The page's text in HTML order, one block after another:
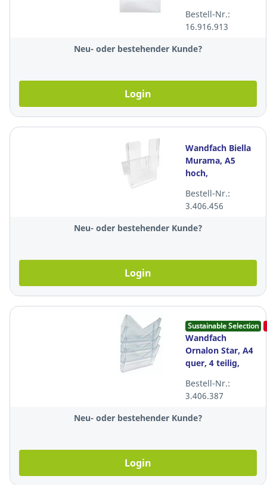
PMMA, kristall
Bestell-Nr.:
16.916.913
Neu- oder bestehender Kunde?
Login
Wandfach Biella
Murama, A5
hoch,
Bestell-Nr.:
3.406.456
Neu- oder bestehender Kunde?
Login
Sustainable Selection
Wandfach
Ornalon Star, A4
quer, 4 teilig,
Bestell-Nr.:
3.406.387
Neu- oder bestehender Kunde?
Login